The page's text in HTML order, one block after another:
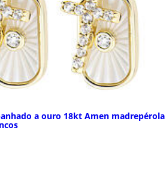
a ouro 18kt Amen madrepérola